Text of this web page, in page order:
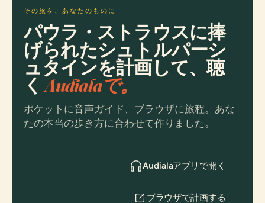
その旅を、あなたのものに
パウラ・ストラウスに捧
げられたシュトルパーシ
ュタインを計画して、聴
くAudialaで。
ポケットに音声ガイド、ブラウザに旅程。あな
たの本当の歩き方に合わせて作りました。
Audialaアプリで開く
ブラウザで計画する